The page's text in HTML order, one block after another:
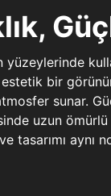
yüzeylerinde
bir
sunar.
uzun ömürlü
tasarımı aynı